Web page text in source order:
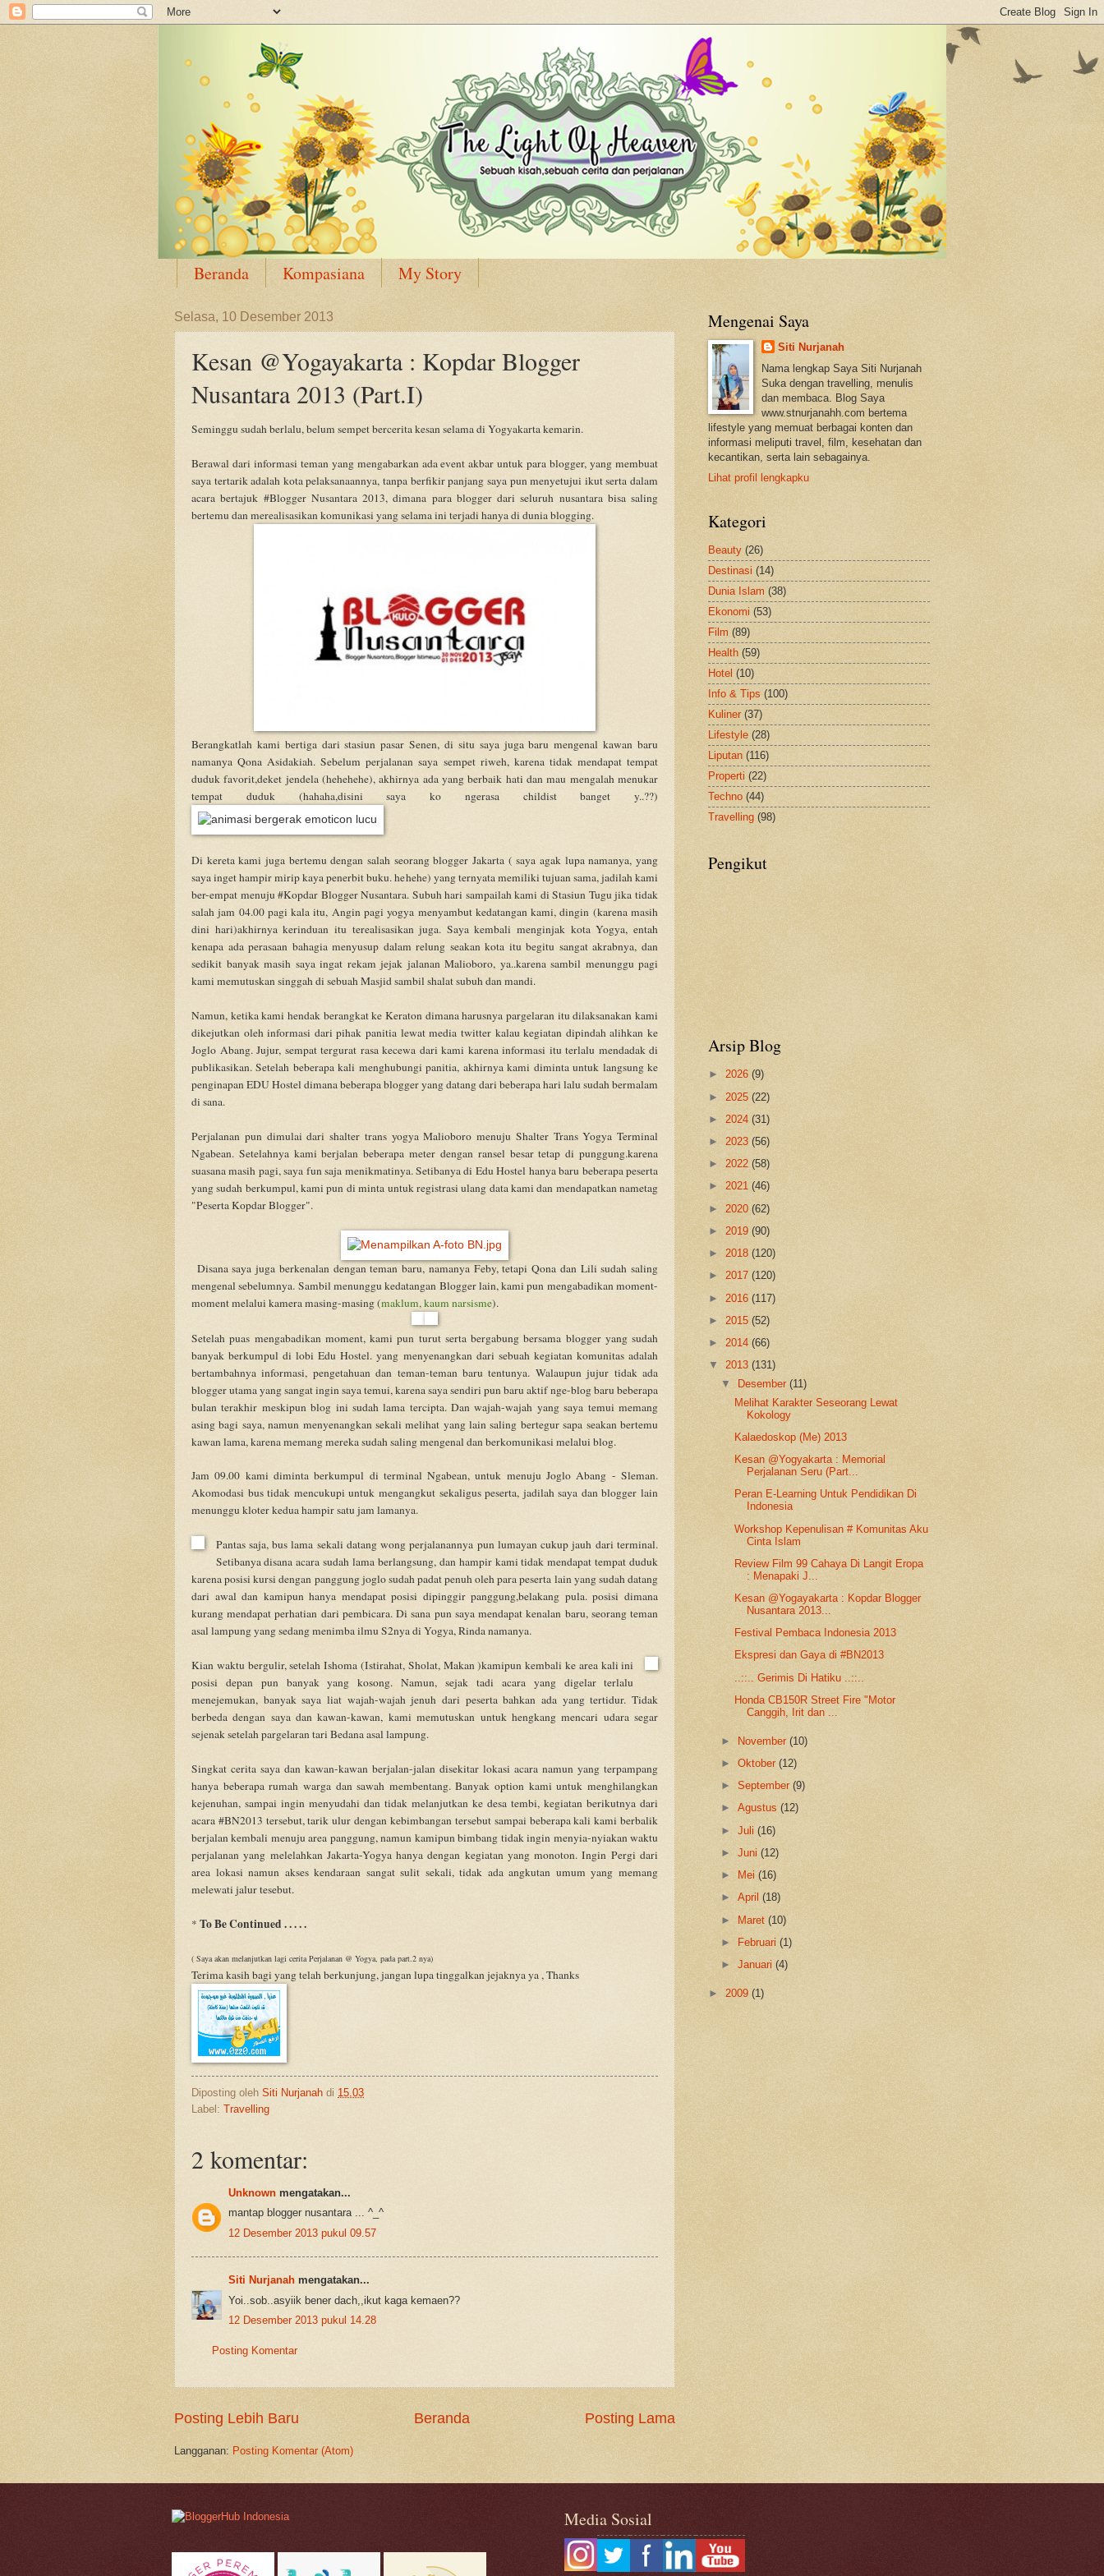
Beranda Kompasiana My Story
Selasa, 10 Desember 2013
Kesan @Yogayakarta : Kopdar Blogger
Nusantara 2013 (Part.I)
Seminggu sudah berlalu, belum sempet bercerita kesan selama di Yogyakarta kemarin.
Berawal dari informasi teman yang mengabarkan ada event akbar untuk para blogger, yang membuat
saya tertarik adalah kota pelaksanaannya, tanpa berfikir panjang saya pun menyetujui ikut serta dalam
acara bertajuk #Blogger Nusantara 2013, dimana para blogger dari seluruh nusantara bisa saling
bertemu dan merealisasikan komunikasi yang selama ini terjadi hanya di dunia blogging.
Berangkatlah kami bertiga dari stasiun pasar Senen, di situ saya juga baru mengenal kawan baru
namanya Qona Asidakiah. Sebelum perjalanan saya sempet riweh, karena tidak mendapat tempat
duduk favorit,deket jendela (hehehehe), akhirnya ada yang berbaik hati dan mau mengalah menukar
tempat duduk (hahaha,disini saya ko ngerasa childist banget y..??)
Di kereta kami juga bertemu dengan salah seorang blogger Jakarta ( saya agak lupa namanya, yang
saya inget hampir mirip kaya penerbit buku. hehehe) yang ternyata memiliki tujuan sama, jadilah kami
ber-empat menuju #Kopdar Blogger Nusantara. Subuh hari sampailah kami di Stasiun Tugu jika tidak
salah jam 04.00 pagi kala itu, Angin pagi yogya menyambut kedatangan kami, dingin (karena masih
dini hari)akhirnya kerinduan itu terealisasikan juga. Saya kembali menginjak kota Yogya, entah
kenapa ada perasaan bahagia menyusup dalam relung seakan kota itu begitu sangat akrabnya, dan
sedikit banyak masih saya ingat rekam jejak jalanan Malioboro, ya..karena sambil menunggu pagi
kami memutuskan singgah di sebuah Masjid sambil shalat subuh dan mandi.
Namun, ketika kami hendak berangkat ke Keraton dimana harusnya pargelaran itu dilaksanakan kami
dikejutkan oleh informasi dari pihak panitia lewat media twitter kalau kegiatan dipindah alihkan ke
Joglo Abang. Jujur, sempat tergurat rasa kecewa dari kami karena informasi itu terlalu mendadak di
publikasikan. Setelah beberapa kali menghubungi panitia, akhirnya kami diminta untuk langsung ke
penginapan EDU Hostel dimana beberapa blogger yang datang dari beberapa hari lalu sudah bermalam
di sana.
Perjalanan pun dimulai dari shalter trans yogya Malioboro menuju Shalter Trans Yogya Terminal
Ngabean. Setelahnya kami berjalan beberapa meter dengan ransel besar tetap di punggung.karena
suasana masih pagi, saya fun saja menikmatinya. Setibanya di Edu Hostel hanya baru beberapa peserta
yang sudah berkumpul, kami pun di minta untuk registrasi ulang data kami dan mendapatkan nametag
"Peserta Kopdar Blogger".
Disana saya juga berkenalan dengan teman baru, namanya Feby, tetapi Qona dan Lili sudah saling
mengenal sebelumnya. Sambil menunggu kedatangan Blogger lain, kami pun mengabadikan moment-
moment melalui kamera masing-masing (maklum, kaum narsisme).
Setelah puas mengabadikan moment, kami pun turut serta bergabung bersama blogger yang sudah
banyak berkumpul di lobi Edu Hostel. yang menyenangkan dari sebuah kegiatan komunitas adalah
bertambahnya informasi, pengetahuan dan teman-teman baru tentunya. Walaupun jujur tidak ada
blogger utama yang sangat ingin saya temui, karena saya sendiri pun baru aktif nge-blog baru beberapa
bulan terakhir meskipun blog ini sudah lama tercipta. Dan wajah-wajah yang saya temui memang
asing bagi saya, namun menyenangkan sekali melihat yang lain saling bertegur sapa seakan bertemu
kawan lama, karena memang mereka sudah saling mengenal dan berkomunikasi melalui blog.
Jam 09.00 kami diminta berkumpul di terminal Ngabean, untuk menuju Joglo Abang - Sleman.
Akomodasi bus tidak mencukupi untuk mengangkut sekaligus peserta, jadilah saya dan blogger lain
menunggu kloter kedua hampir satu jam lamanya.
Pantas saja, bus lama sekali datang wong perjalanannya pun lumayan cukup jauh dari terminal.
Setibanya disana acara sudah lama berlangsung, dan hampir kami tidak mendapat tempat duduk
karena posisi kursi dengan panggung joglo sudah padat penuh oleh para peserta lain yang sudah datang
dari awal dan kamipun hanya mendapat posisi dipinggir panggung,belakang pula. posisi dimana
kurang mendapat perhatian dari pembicara. Di sana pun saya mendapat kenalan baru, seorang teman
asal lampung yang sedang menimba ilmu S2nya di Yogya, Rinda namanya.
Kian waktu bergulir, setelah Ishoma (Istirahat, Sholat, Makan )kamipun kembali ke area kali ini
posisi depan pun banyak yang kosong. Namun, sejak tadi acara yang digelar terlalu
menejemukan, banyak saya liat wajah-wajah jenuh dari peserta bahkan ada yang tertidur. Tidak
berbeda dengan saya dan kawan-kawan, kami memutuskan untuk hengkang mencari udara segar
sejenak setelah pargelaran tari Bedana asal lampung.
Singkat cerita saya dan kawan-kawan berjalan-jalan disekitar lokasi acara namun yang terpampang
hanya beberapa rumah warga dan sawah membentang. Banyak option kami untuk menghilangkan
kejenuhan, sampai ingin menyudahi dan tidak melanjutkan ke desa tembi, kegiatan berikutnya dari
acara #BN2013 tersebut, tarik ulur dengan kebimbangan tersebut sampai beberapa kali kami berbalik
berjalan kembali menuju area panggung, namun kamipun bimbang tidak ingin menyia-nyiakan waktu
perjalanan yang melelahkan Jakarta-Yogya hanya dengan kegiatan yang monoton. Ingin Pergi dari
area lokasi namun akses kendaraan sangat sulit sekali, tidak ada angkutan umum yang memang
melewati jalur tesebut.
* To Be Continued . . . . .
( Saya akan melanjutkan lagi cerita Perjalanan @ Yogya, pada part.2 nya)
Terima kasih bagi yang telah berkunjung, jangan lupa tinggalkan jejaknya ya , Thanks
Diposting oleh Siti Nurjanah di 15.03
Label: Travelling
2 komentar:
Unknown mengatakan...
mantap blogger nusantara ... ^_^
12 Desember 2013 pukul 09.57
Siti Nurjanah mengatakan...
Yoi..sob..asyiik bener dach,,ikut kaga kemaen??
12 Desember 2013 pukul 14.28
Posting Komentar
Posting Lebih Baru Posting Lama
Beranda
Langganan: Posting Komentar (Atom)
Mengenai Saya
Siti Nurjanah
Nama lengkap Saya Siti Nurjanah
Suka dengan travelling, menulis
dan membaca. Blog Saya
www.stnurjanahh.com bertema
lifestyle yang memuat berbagai konten dan
informasi meliputi travel, film, kesehatan dan
kecantikan, serta lain sebagainya.
Lihat profil lengkapku
Kategori
Beauty (26)
Destinasi (14)
Dunia Islam (38)
Ekonomi (53)
Film (89)
Health (59)
Hotel (10)
Info & Tips (100)
Kuliner (37)
Lifestyle (28)
Liputan (116)
Properti (22)
Techno (44)
Travelling (98)
Pengikut
Arsip Blog
► 2026 (9)
► 2025 (22)
► 2024 (31)
► 2023 (56)
► 2022 (58)
► 2021 (46)
► 2020 (62)
► 2019 (90)
► 2018 (120)
► 2017 (120)
► 2016 (117)
► 2015 (52)
► 2014 (66)
▼ 2013 (131)
▼
Desember(11)
Melihat Karakter Seseorang Lewat
Kokology
Kalaedoskop (Me) 2013
Kesan @Yogyakarta : Memorial
Perjalanan Seru (Part...
Peran E-Learning Untuk Pendidikan Di
Indonesia
Workshop Kepenulisan # Komunitas Aku
Cinta Islam
Review Film 99 Cahaya Di Langit Eropa
: Menapaki J...
Kesan @Yogayakarta : Kopdar Blogger
Nusantara 2013...
Festival Pembaca Indonesia 2013
Ekspresi dan Gaya di #BN2013
..::.. Gerimis Di Hatiku ..::..
Honda CB150R Street Fire "Motor
Canggih, Irit dan ...
► November(10)
►Oktober(12)
►September(9)
►Agustus(12)
►Juli(16)
►Juni(12)
►
Mei(16)
►April(18)
► Maret(10)
►
Februari(1)
►Januari(4)
► 2009 (1)
Media Sosial